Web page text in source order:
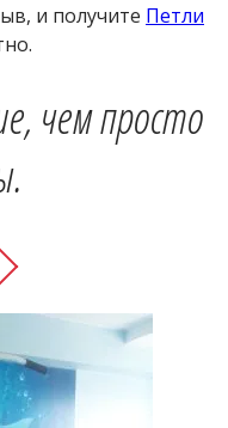
и получите Петли
чем просто